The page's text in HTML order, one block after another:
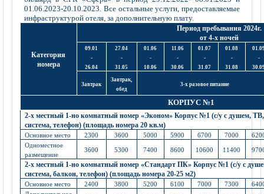
01.06.2023-20.10.2023. Все остальные услуги, предоставляемые
инфраструктурой отеля, за дополнительную плату.
Категория
номера
Период пребывания 2024г.
от 4-х ночей
09.01
-
26.04
27.04
-
31.05
01.06
-
10.06
11.06
-
30.06
01.07
-
31.07
01.08
-
31.08
-
Завтрак
Завтрак,
обед
3-х разовое питание
КОРПУС №1
2-х местный 1-но комнатный номер «Эконом» Корпус №1 (с/у с душем,
система, телефон) (площадь номера 20 кв.м)
Основное место 2300 3600 5000 5900 6700 7000
Одноместное
размещение
3600 5300 7400 8600 10600 11400
2-х местный 1-но комнатный номер «Стандарт ПК» Корпус №1 (с/у с
система, балкон, телефон) (площадь номера 20-25 м2)
Основное место 2400 3800 5200 6100 7000 7300